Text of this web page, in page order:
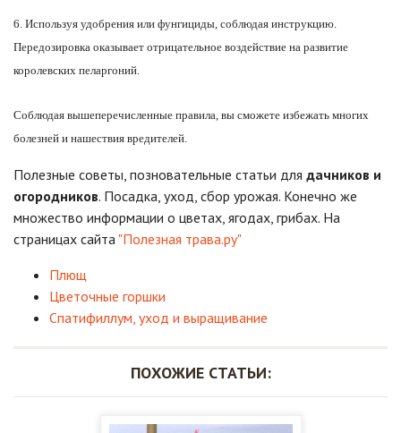
6. Используя удобрения или фунгициды, соблюдая инструкцию.
Передозировка оказывает отрицательное воздействие на развитие
королевских пеларгоний.
Соблюдая вышеперечисленные правила, вы сможете избежать многих
болезней и нашествия вредителей.
Полезные советы, позновательные статьи для дачников и
огородников. Посадка, уход, сбор урожая. Конечно же
множество информации о цветах, ягодах, грибах. На
страницах сайта "Полезная трава.ру"
Плющ
Цветочные горшки
Спатифиллум, уход и выращивание
ПОХОЖИЕ СТАТЬИ: